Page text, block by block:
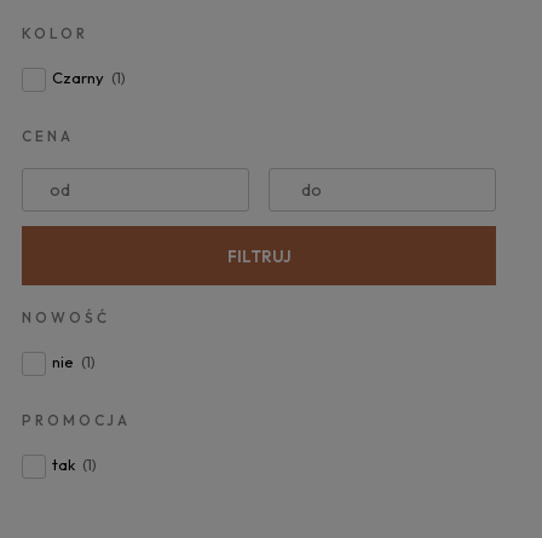
KOLOR
Czarny (1)
CENA
od do
FILTRUJ
NOWOŚĆ
nie (1)
PROMOCJA
tak (1)